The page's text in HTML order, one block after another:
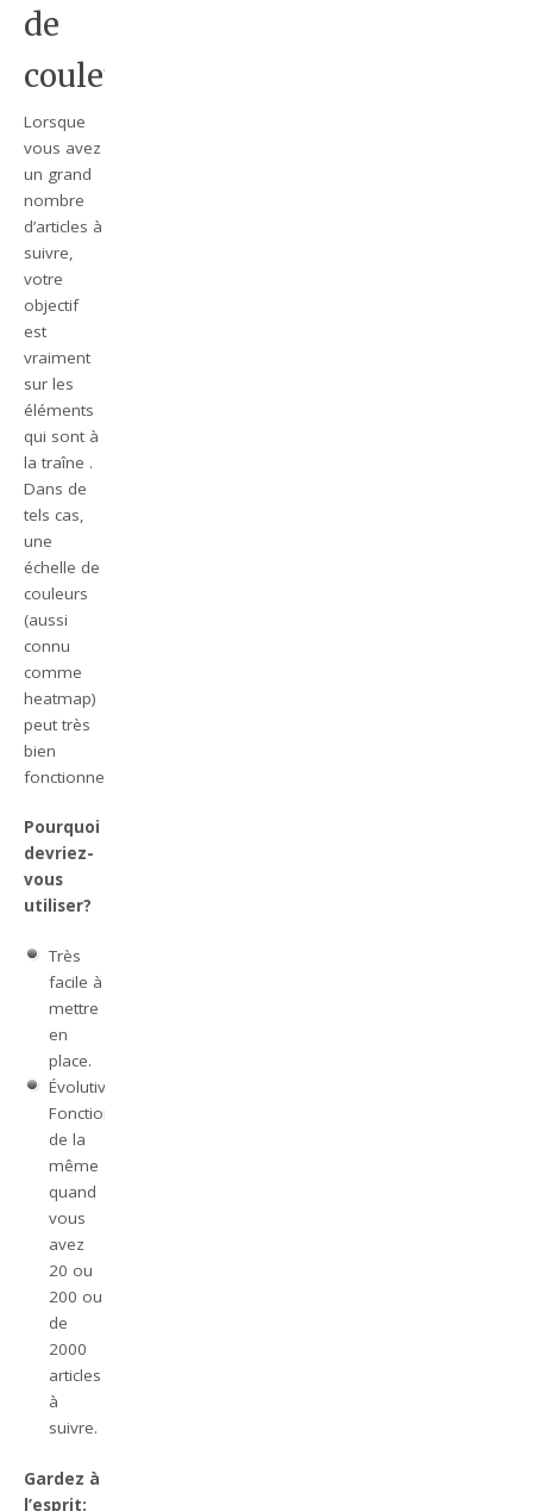
de
couleur.
Lorsque
vous avez
un grand
nombre
d’articles à
suivre,
votre
objectif
est
vraiment
sur les
éléments
qui sont à
la traîne .
Dans de
tels cas,
une
échelle de
couleurs
(aussi
connu
comme
heatmap)
peut très
bien
fonctionner.
Pourquoi
devriez-
vous
utiliser?
Très
facile à
mettre
en
place.
Évolutive.
Fonctionne
de la
même
quand
vous
avez
20 ou
200 ou
de
2000
articles
à
suivre.
Gardez à
l’esprit: